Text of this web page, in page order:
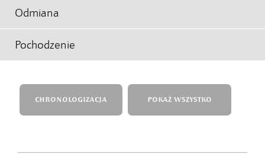
Odmiana
Pochodzenie
CHRONOLOGIZACJA POKAŻ WSZYSTKO